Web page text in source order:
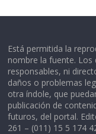
Está permitida la
nombre la fuente. Los
responsables, ni
daños o problemas
otra índole, que
publicación de
futuros, del portal.
261 – (011) 15 5 174